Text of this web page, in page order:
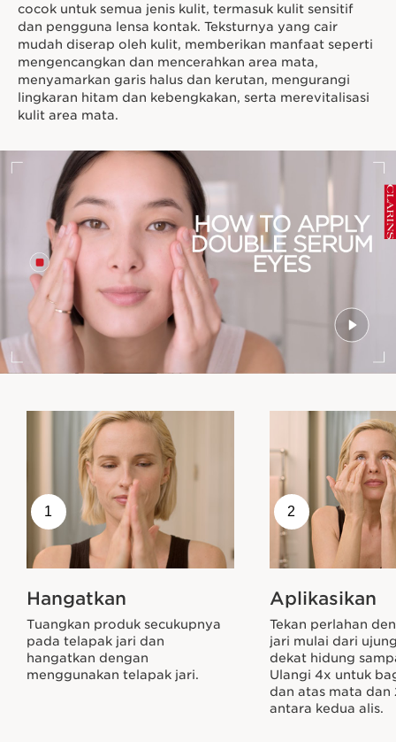
cocok untuk semua jenis kulit, termasuk kulit sensitif
dan pengguna lensa kontak. Teksturnya yang cair
mudah diserap oleh kulit, memberikan manfaat seperti
mengencangkan dan mencerahkan area mata,
menyamarkan garis halus dan kerutan, mengurangi
lingkaran hitam dan kebengkakan, serta merevitalisasi
kulit area mata.
1
Hangatkan
Tuangkan produk secukupnya
pada telapak jari dan
hangatkan dengan
menggunakan telapak jari.
2
Aplikasikan
Tekan perlahan
jari mulai dari
dekat hidung
Ulangi 4x untuk
dan atas mata dan
antara kedua alis.